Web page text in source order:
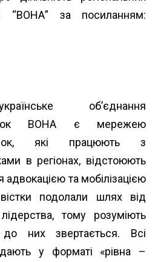
“ВОНА” за посиланням:
об’єднання
ВОНА є мережею
які працюють з
в регіонах, відстоюють
адвокацією та мобілізацією
подолали шлях від
тому розуміють
них звертається. Всі
у форматі «рівна –